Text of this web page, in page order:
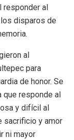
al
los disparos de
al
para
de honor. Se
responde al
y difícil al
sacrificio y amor
ni mayor